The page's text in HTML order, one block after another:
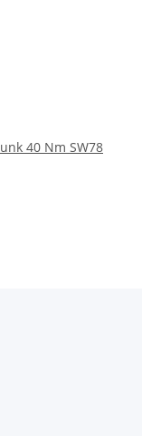
40 Nm SW78